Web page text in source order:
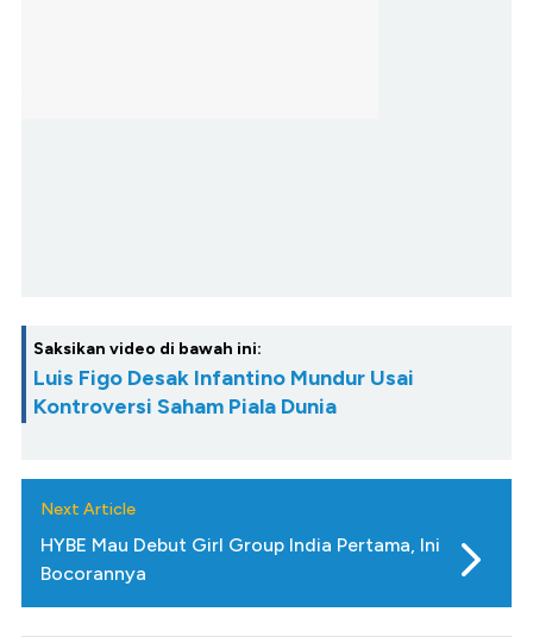
Saksikan video di bawah ini:
Luis Figo Desak Infantino Mundur Usai
Kontroversi Saham Piala Dunia
Next Article
HYBE Mau Debut Girl Group India Pertama, Ini
Bocorannya